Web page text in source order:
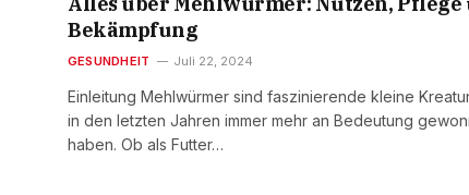
Bekämpfung
GESUNDHEIT Juli 22, 2024
Einleitung Mehlwürmer sind faszinierende kleine
in den letzten Jahren immer mehr an Bedeutung
haben. Ob als Futter…